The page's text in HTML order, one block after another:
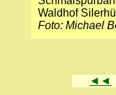
Waldhof
Foto: Michael
◄◄